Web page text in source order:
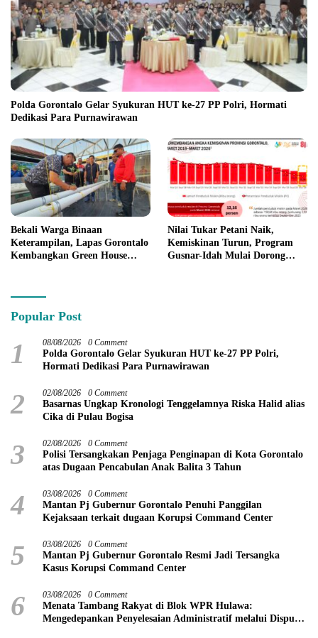
Polda Gorontalo Gelar Syukuran HUT ke-27 PP Polri, Hormati
Dedikasi Para Purnawirawan
Bekali Warga Binaan
Keterampilan, Lapas Gorontalo
Kembangkan Green House
Nilai Tukar Petani Naik,
Kemiskinan Turun, Program
Gusnar-Idah Mulai Dorong
Popular Post
1 08/08/2026 0 Comment
Polda Gorontalo Gelar Syukuran HUT ke-27 PP Polri,
Hormati Dedikasi Para Purnawirawan
2 02/08/2026 0 Comment
Basarnas Ungkap Kronologi Tenggelamnya Riska Halid alias
Cika di Pulau Bogisa
3 02/08/2026 0 Comment
Polisi Tersangkakan Penjaga Penginapan di Kota Gorontalo
atas Dugaan Pencabulan Anak Balita 3 Tahun
4 03/08/2026 0 Comment
Mantan Pj Gubernur Gorontalo Penuhi Panggilan
Kejaksaan terkait dugaan Korupsi Command Center
5 03/08/2026 0 Comment
Mantan Pj Gubernur Gorontalo Resmi Jadi Tersangka
Kasus Korupsi Command Center
6 03/08/2026 0 Comment
Menata Tambang Rakyat di Blok WPR Hulawa:
Mengedepankan Penyelesaian Administratif melalui Dispute